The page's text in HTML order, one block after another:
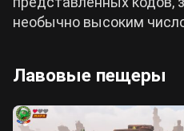
необычно высоким
Лавовые пещеры